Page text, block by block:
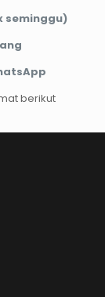
seminggu)
berikut